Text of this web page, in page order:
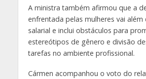
A ministra também afirmou que a
enfrentada pelas mulheres vai além
salarial e inclui obstáculos para
estereótipos de gênero e divisão
tarefas no ambiente profissional.
Cármen acompanhou o voto do